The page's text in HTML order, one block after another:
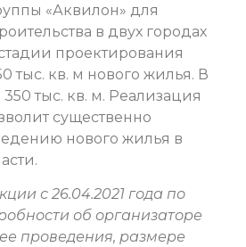
«Аквилон» для
в двух городах
стадии проектирования
тыс. кв. м нового жилья. В
тыс. кв. м. Реализация
существенно
нового жилья в
с 26.04.2021 года по
об организаторе
проведения, размере